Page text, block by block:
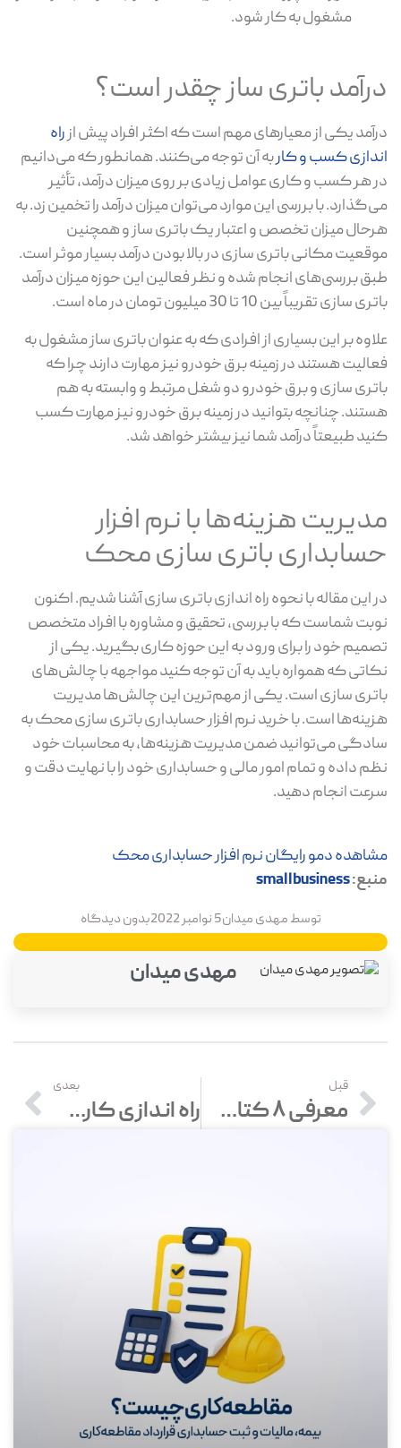
مشغول به کار شود.
درآمد باتری ساز چقدر است؟
درآمد یکی از معیارهای مهم است که اکثر افراد پیش ازراه
اندازی کسب و کاربه آن توجه می‌کنند. همانطور که می‌دانیم
در هر کسب و کاری عوامل زیادی بر روی میزان درآمد، تأثیر
می‌گذارد. با بررسی این موارد می‌توان میزان درآمد را تخمین زد. به
هرحال میزان تخصص و اعتبار یک باتری ساز و همچنین
موقعیت مکانی باتری سازی در بالا بودن درآمد بسیار موثر است.
طبق بررسی‌های انجام شده و نظر فعالین این حوزه میزان درآمد
باتری سازی تقریباً بین 10 تا 30 میلیون تومان در ماه است.
علاوه بر این بسیاری از افرادی که به عنوان باتری ساز مشغول به
فعالیت هستند در زمینه برق خودرو نیز مهارت دارند چرا که
باتری سازی و برق خودرو دو شغل مرتبط و وابسته به هم
هستند. چنانچه بتوانید در زمینه برق خودرو نیز مهارت کسب
کنید طبیعتاً درآمد شما نیز بیشتر خواهد شد.
مدیریت هزینه‌ها با نرم افزار
حسابداری باتری سازی محک
در این مقاله با نحوه راه اندازی باتری سازی آشنا شدیم. اکنون
نوبت شماست که با بررسی، تحقیق و مشاوره با افراد متخصص
تصمیم خود را برای ورود به این حوزه کاری بگیرید. یکی از
نکاتی که همواره باید به آن توجه کنید مواجهه با چالش‌های
باتری سازی است. یکی از مهم‌ترین این چالش‌ها مدیریت
هزینه‌ها است. با خرید نرم افزار حسابداری باتری سازی محک به
سادگی می‌توانید ضمن مدیریت هزینه‌ها، به محاسبات خود
نظم داده و تمام امور مالی و حسابداری خود را با نهایت دقت و
سرعت انجام دهید.
مشاهده دمو رایگان نرم افزار حسابداری محک
منبع:smallbusiness
توسطمهدی میدان5 نوامبر 2022 بدون دیدگاه
مهدی میدان
قبل
معرفی 8 کتاب حسابداری که باید بخوانید!
بعدی
راه اندازی کارگاه تولید درب و پنجره (صفر تا 100 )